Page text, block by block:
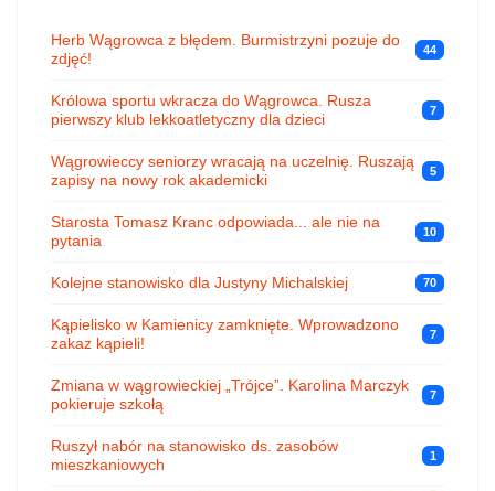
Herb Wągrowca z błędem. Burmistrzyni pozuje do
zdjęć!
44
Królowa sportu wkracza do Wągrowca. Rusza
pierwszy klub lekkoatletyczny dla dzieci
7
Wągrowieccy seniorzy wracają na uczelnię. Ruszają
zapisy na nowy rok akademicki
5
Starosta Tomasz Kranc odpowiada... ale nie na
pytania
10
Kolejne stanowisko dla Justyny Michalskiej 70
Kąpielisko w Kamienicy zamknięte. Wprowadzono
zakaz kąpieli!
7
Zmiana w wągrowieckiej „Trójce”. Karolina Marczyk
pokieruje szkołą
7
Ruszył nabór na stanowisko ds. zasobów
mieszkaniowych
1